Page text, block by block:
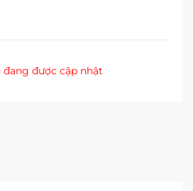
đang được cập nhật